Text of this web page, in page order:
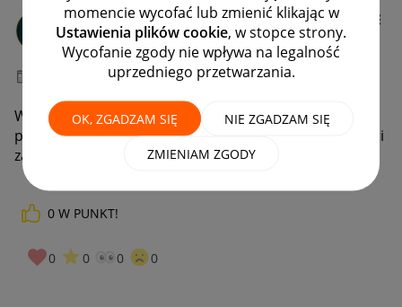
momencie wycofać lub zmienić klikając w
Ustawienia plików cookie, w stopce strony.
Wycofanie zgody nie wpływa na legalność
uprzedniego przetwarzania.
OK, ZGADZAM SIĘ NIE ZGADZAM SIĘ
ZMIENIAM ZGODY
Mariusz199811
#2 Obserwator
23:32
Witam mam od kilku lat zawieszone konto i mam
pytanie kiedy one zostanie odblokowane gdyż teraz ani
zakupić produktu ani wystawić ?!
0 W PUNKT!
0 0 0 0